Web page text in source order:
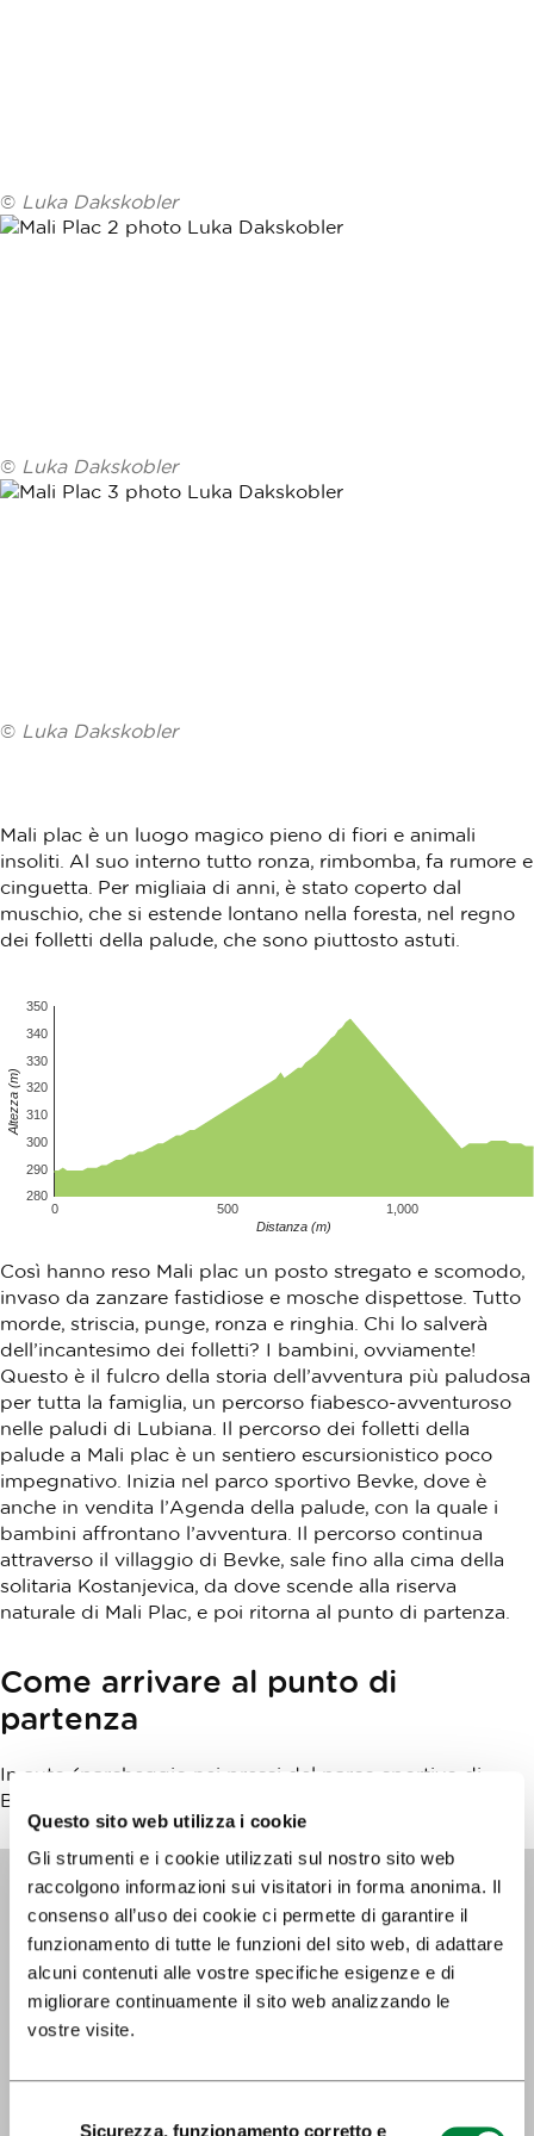
Questo sito web utilizza i cookie
Gli strumenti e i cookie utilizzati sul nostro sito web
raccolgono informazioni sui visitatori in forma anonima. Il
consenso all’uso dei cookie ci permette di garantire il
funzionamento di tutte le funzioni del sito web, di adattare
alcuni contenuti alle vostre specifiche esigenze e di
migliorare continuamente il sito web analizzando le
vostre visite.
Sicurezza, funzionamento corretto e
© Luka Dakskobler
© Luka Dakskobler
© Luka Dakskobler
Mali plac è un luogo magico pieno di fiori e animali
insoliti. Al suo interno tutto ronza, rimbomba, fa rumore e
cinguetta. Per migliaia di anni, è stato coperto dal
muschio, che si estende lontano nella foresta, nel regno
dei folletti della palude, che sono piuttosto astuti.
0 500 1,000
280
290
300
310
320
330
340
350
Distanza (m)
Altezza (m)
Così hanno reso Mali plac un posto stregato e scomodo,
invaso da zanzare fastidiose e mosche dispettose. Tutto
morde, striscia, punge, ronza e ringhia. Chi lo salverà
dell’incantesimo dei folletti? I bambini, ovviamente!
Questo è il fulcro della storia dell’avventura più paludosa
per tutta la famiglia, un percorso fiabesco-avventuroso
nelle paludi di Lubiana. Il percorso dei folletti della
palude a Mali plac è un sentiero escursionistico poco
impegnativo. Inizia nel parco sportivo Bevke, dove è
anche in vendita l’Agenda della palude, con la quale i
bambini affrontano l’avventura. Il percorso continua
attraverso il villaggio di Bevke, sale fino alla cima della
solitaria Kostanjevica, da dove scende alla riserva
naturale di Mali Plac, e poi ritorna al punto di partenza.
Come arrivare al punto di
partenza
In auto (parcheggio nei pressi del parco sportivo di
Bevke)
+
−